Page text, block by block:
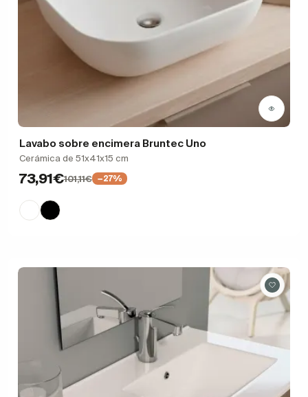
Lavabo sobre encimera Bruntec Uno
Cerámica de 51x41x15 cm
73,91€101,11€ −27%